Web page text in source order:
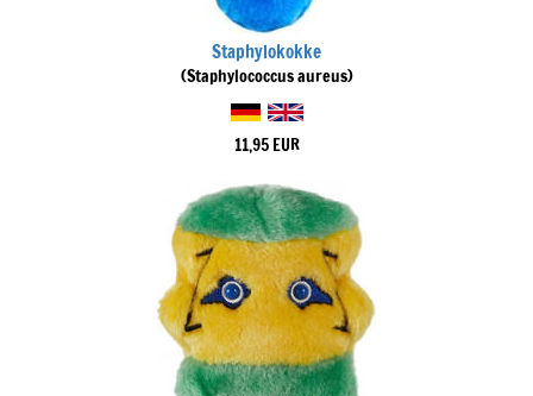
Staphylokokke
(Staphylococcus aureus)
11,95 EUR